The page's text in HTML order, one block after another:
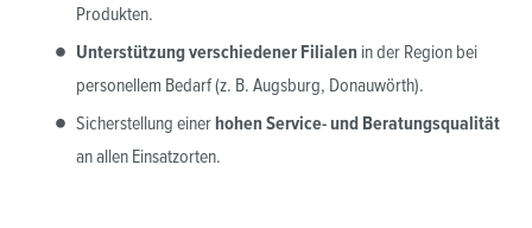
Produkten.
Unterstützung verschiedener Filialen in der Region bei
personellem Bedarf (z. B. Augsburg, Donauwörth).
Sicherstellung einerhohen Service- und Beratungsqualität
an allen Einsatzorten.